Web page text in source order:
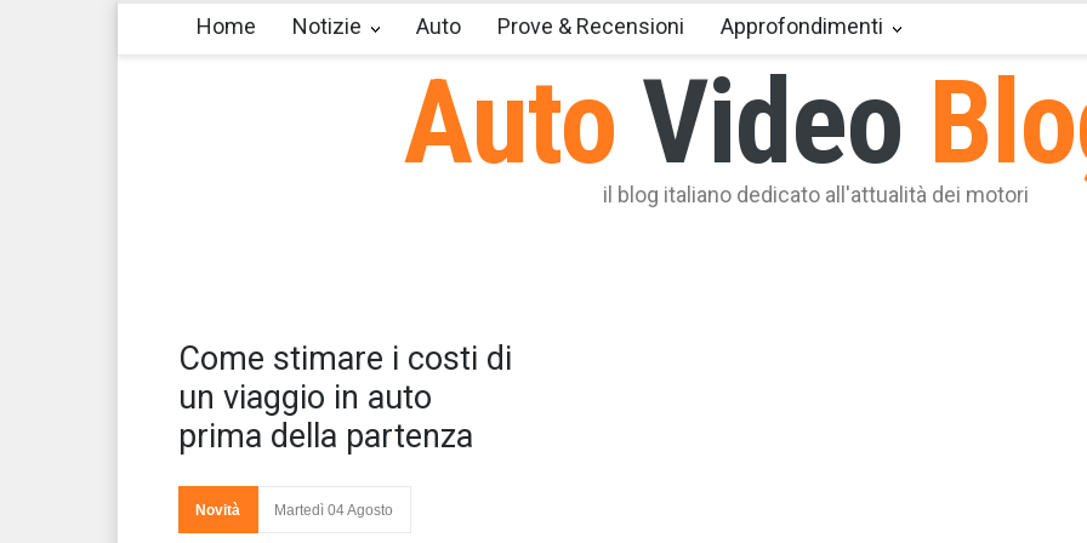
Auto Video
il blog italiano dedicato all'attualità dei motori
Home Notizie Auto Prove & Recensioni Approfondimenti
Come stimare i costi di
un viaggio in auto
prima della partenza
Novità Martedì 04 Agosto